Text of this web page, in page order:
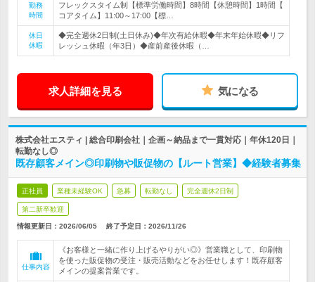
勤務
時間
フレックスタイム制【標準労働時間】8時間【休憩時間】1時間【
コアタイム】11:00～17:00【標…
休日
休暇
◆完全週休2日制(土日休み)◆年次有給休暇◆年末年始休暇◆リフ
レッシュ休暇（年3日）◆産前産後休暇（…
求人詳細を見る 気になる
株式会社エスティ | 総合印刷会社｜企画～納品まで一貫対応｜年休120日｜
転勤なし◎
既存顧客メイン◎印刷物や販促物の【ルート営業】◆経験者募集
正社員 業種未経験OK 急募 転勤なし 完全週休2日制
第二新卒歓迎
情報更新日：2026/06/05 終了予定日： 2026/11/26
仕事内容
《お客様と一緒に作り上げるやりがい◎》営業職として、印刷物
を使った販促物の受注・販売活動などをお任せします！既存顧客
メインの提案営業です。